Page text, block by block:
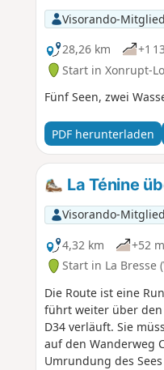
Visorando-Mitglied
28,26 km
+1
Start in Xonrupt-
Fünf Seen, zwei
PDF herunterladen
La Ténine
Visorando-Mitglied
4,32 km
+52 m
Start in La Bresse
Die Route ist eine
führt weiter über
D34 verläuft. Sie
auf den Wanderweg
Umrundung des